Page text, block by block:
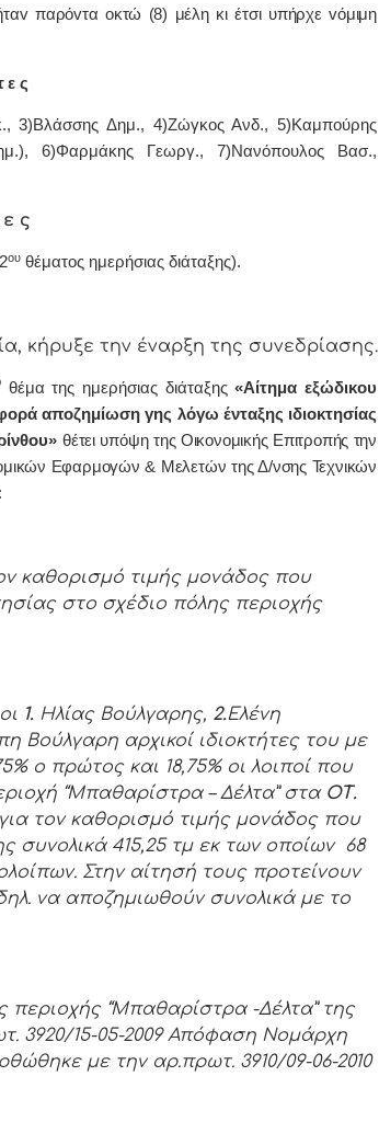
παρόvτα οκτώ (8) μέλη κι έτσι υπήρχε vόμιμη
ε ς
3)Βλάσσης Δημ., 4)Ζώγκος Ανδ., 5)Καμπούρης
6)Φαρμάκης Γεωργ., 7)Νανόπουλος Βασ.,
ς
ου θέματος ημερήσιας διάταξης).
την έναρξη της συνεδρίασης.
θέμα της ημερήσιας διάταξης«Αίτημα εξώδικου
αποζημίωση γης λόγω ένταξης ιδιοκτησίας
θέτει υπόψη της Οικονομικής Επιτροπής την
Εφαρμογών & Μελετών της Δ/νσης Τεχνικών
καθορισμό τιμής μονάδος που
στο σχέδιο πόλης περιοχής
1. Ηλίας Βούλγαρης, 2.Ελένη
Βούλγαρη αρχικοί ιδιοκτήτες του με
ο πρώτος και 18,75% οι λοιποί που
“Μπαθαρίστρα – Δέλτα” στα ΟΤ.
τον καθορισμό τιμής μονάδος που
συνολικά 415,25 τμ εκ των οποίων 68
Στην αίτησή τους προτείνουν
να αποζημιωθούν συνολικά με το
“Μπαθαρίστρα -Δέλτα” της
3920/15-05-2009 Απόφαση Νομάρχη
με την αρ.πρωτ. 3910/09-06-2010